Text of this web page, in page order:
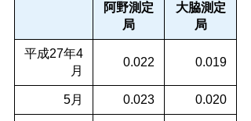
阿野測定
局
大脇測定
局
平成27年4
月
0.022 0.019
5月 0.023 0.020